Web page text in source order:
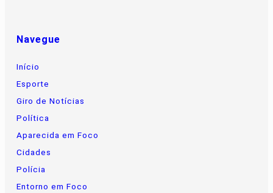
Navegue
Início
Esporte
Giro de Notícias
Política
Aparecida em Foco
Cidades
Polícia
Entorno em Foco